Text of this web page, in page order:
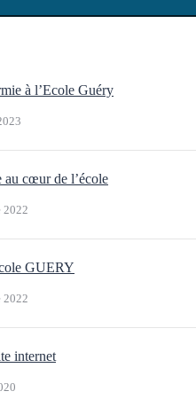
à l’Ecole Guéry
au cœur de l’école
2022
GUERY
2022
internet